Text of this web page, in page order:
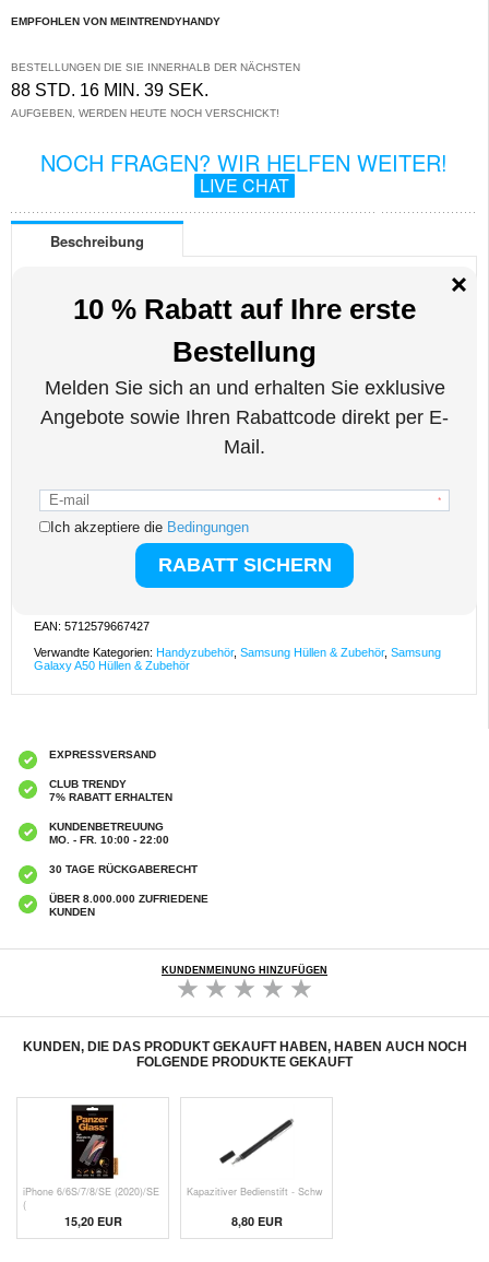
EMPFOHLEN VON MEINTRENDYHANDY
BESTELLUNGEN DIE SIE INNERHALB DER NÄCHSTEN
88 STD. 16 MIN. 39 SEK.
AUFGEBEN, WERDEN HEUTE NOCH VERSCHICKT!
NOCH FRAGEN? WIR HELFEN WEITER!
LIVE CHAT
Beschreibung
Wenn Sie sowohl Stil als auch Schutz wünschen, wählen Sie die Mandala
Kratzern und Stößen und dient gleichzeitig als Medienbeobachtungsstand.
Außerdem verfügt das Gehäuse über Innentaschen für Karten und eine
aufbewahren können.
Eigeschaften:
- Entzückende Hülle aus der Mandala-Serie für das Samsung Galaxy A50
- Bedrucktes Mandalamuster verleiht dem Etui einen stilvollen Touch
in Position
- Alle notwendigen Ausschnitte ermöglichen eine bequeme tägliche Nutzung des
Samsung Galaxy A50
- Materialien: Polyurethan mit einer Innenhülle aus TPU (thermoplastisches
Samsung Galaxy A50
EAN: 5712579667427
Verwandte Kategorien: Handyzubehör, Samsung Hüllen & Zubehör, Samsung
Galaxy A50 Hüllen & Zubehör
EXPRESSVERSAND
CLUB TRENDY
7% RABATT ERHALTEN
KUNDENBETREUUNG
MO. - FR. 10:00 - 22:00
30 TAGE RÜCKGABERECHT
ÜBER 8.000.000 ZUFRIEDENE
KUNDEN
KUNDENMEINUNG HINZUFÜGEN
KUNDEN, DIE DAS PRODUKT GEKAUFT HABEN, HABEN AUCH NOCH
FOLGENDE PRODUKTE GEKAUFT
iPhone 6/6S/7/8/SE (2020)/SE
(
15,20 EUR
Kapazitiver Bedienstift - Schw
8,80 EUR